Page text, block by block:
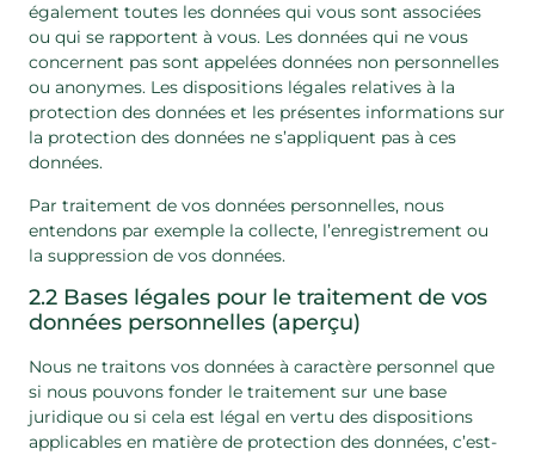
également toutes les données qui vous sont associées
ou qui se rapportent à vous. Les données qui ne vous
concernent pas sont appelées données non personnelles
ou anonymes. Les dispositions légales relatives à la
protection des données et les présentes informations sur
la protection des données ne s’appliquent pas à ces
données.
Par traitement de vos données personnelles, nous
entendons par exemple la collecte, l’enregistrement ou
la suppression de vos données.
2.2 Bases légales pour le traitement de vos
données personnelles (aperçu)
Nous ne traitons vos données à caractère personnel que
si nous pouvons fonder le traitement sur une base
juridique ou si cela est légal en vertu des dispositions
applicables en matière de protection des données, c’est-